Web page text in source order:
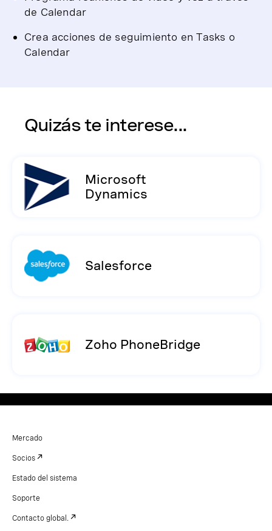
de Calendar
Crea acciones de seguimiento en Tasks o
Calendar
Quizás te interese...
Microsoft
Dynamics
Salesforce
Zoho PhoneBridge
Mercado
Socios
Estado del sistema
Soporte
Contacto global.